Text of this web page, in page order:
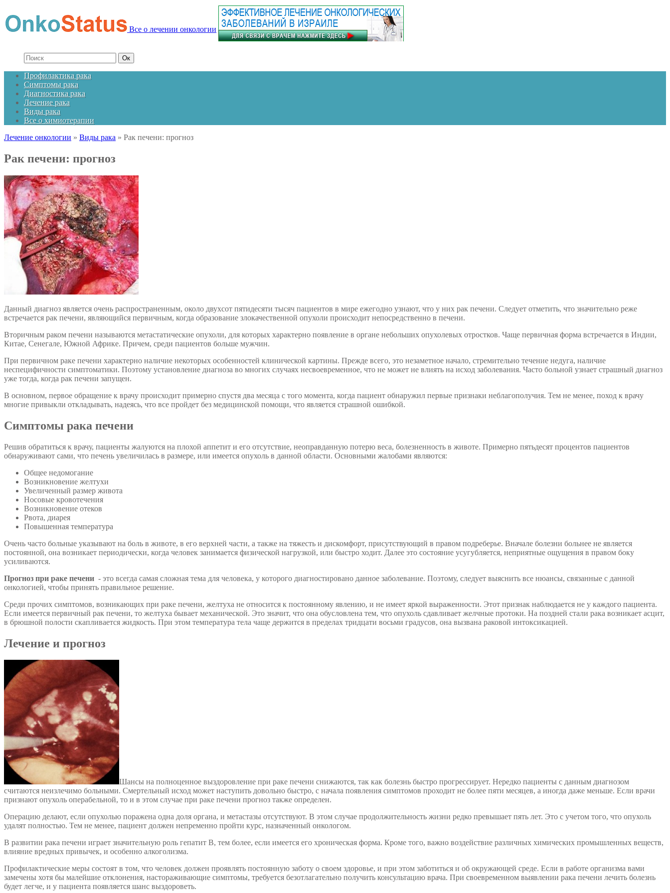
Все о лечении онкологии
Профилактика рака
Симптомы рака
Диагностика рака
Лечение рака
Виды рака
Все о химиотерапии
Лечение онкологии » Виды рака » Рак печени: прогноз
Рак печени: прогноз
Данный диагноз является очень распространенным, около двухсот пятидесяти тысяч пациентов в мире ежегодно узнают, что у них рак печени. Следует отметить, что значительно реже
встречается рак печени, являющийся первичным, когда образование злокачественной опухоли происходит непосредственно в печени.
Вторичным раком печени называются метастатические опухоли, для которых характерно появление в органе небольших опухолевых отростков. Чаще первичная форма встречается в Индии,
Китае, Сенегале, Южной Африке. Причем, среди пациентов больше мужчин.
При первичном раке печени характерно наличие некоторых особенностей клинической картины. Прежде всего, это незаметное начало, стремительно течение недуга, наличие
неспецифичности симптоматики. Поэтому установление диагноза во многих случаях несвоевременное, что не может не влиять на исход заболевания. Часто больной узнает страшный диагноз
уже тогда, когда рак печени запущен.
В основном, первое обращение к врачу происходит примерно спустя два месяца с того момента, когда пациент обнаружил первые признаки неблагополучия. Тем не менее, поход к врачу
многие привыкли откладывать, надеясь, что все пройдет без медицинской помощи, что является страшной ошибкой.
Симптомы рака печени
Решив обратиться к врачу, пациенты жалуются на плохой аппетит и его отсутствие, неоправданную потерю веса, болезненность в животе. Примерно пятьдесят процентов пациентов
обнаруживают сами, что печень увеличилась в размере, или имеется опухоль в данной области. Основными жалобами являются:
Общее недомогание
Возникновение желтухи
Увеличенный размер живота
Носовые кровотечения
Возникновение отеков
Рвота, диарея
Повышенная температура
Очень часто больные указывают на боль в животе, в его верхней части, а также на тяжесть и дискомфорт, присутствующий в правом подреберье. Вначале болезни больнее не является
постоянной, она возникает периодически, когда человек занимается физической нагрузкой, или быстро ходит. Далее это состояние усугубляется, неприятные ощущения в правом боку
усиливаются.
Прогноз при раке печени - это всегда самая сложная тема для человека, у которого диагностировано данное заболевание. Поэтому, следует выяснить все нюансы, связанные с данной
онкологией, чтобы принять правильное решение.
Среди прочих симптомов, возникающих при раке печени, желтуха не относится к постоянному явлению, и не имеет яркой выраженности. Этот признак наблюдается не у каждого пациента.
Если имеется первичный рак печени, то желтуха бывает механической. Это значит, что она обусловлена тем, что опухоль сдавливает желчные протоки. На поздней стали рака возникает асцит,
в брюшной полости скапливается жидкость. При этом температура тела чаще держится в пределах тридцати восьми градусов, она вызвана раковой интоксикацией.
Лечение и прогноз
Шансы на полноценное выздоровление при раке печени снижаются, так как болезнь быстро прогрессирует. Нередко пациенты с данным диагнозом
считаются неизлечимо больными. Смертельный исход может наступить довольно быстро, с начала появления симптомов проходит не более пяти месяцев, а иногда даже меньше. Если врачи
признают опухоль операбельной, то и в этом случае при раке печени прогноз также определен.
Операцию делают, если опухолью поражена одна доля органа, и метастазы отсутствуют. В этом случае продолжительность жизни редко превышает пять лет. Это с учетом того, что опухоль
удалят полностью. Тем не менее, пациент должен непременно пройти курс, назначенный онкологом.
В развитии рака печени играет значительную роль гепатит В, тем более, если имеется его хроническая форма. Кроме того, важно воздействие различных химических промышленных веществ,
влияние вредных привычек, и особенно алкоголизма.
Профилактические меры состоят в том, что человек должен проявлять постоянную заботу о своем здоровье, и при этом заботиться и об окружающей среде. Если в работе организма вами
замечены хотя бы малейшие отклонения, настораживающие симптомы, требуется безотлагательно получить консультацию врача. При своевременном выявлении рака печени лечить болезнь
будет легче, и у пациента появляется шанс выздороветь.